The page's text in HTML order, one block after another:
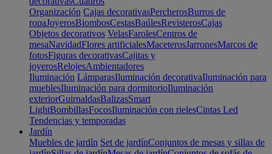
Organización Cajas decorativasPercherosBurros de
ropaJoyerosBiombosCestasBaúlesRevisterosCajas
Objetos decorativos VelasFarolesCentros de
mesaNavidadFlores artificialesMaceterosJarronesMarcos de
fotosFiguras decorativasCajitas y
joyerosRelojesAmbientadores
Iluminación LámparasIluminación decorativaIluminación para
mueblesIluminación para dormitorioIluminación
exteriorGuirnaldasBalizasSmart
LightBombillasFocosIluminación con rielesCintas Led
Tendencias y temporadas
Jardín
Muebles de jardín Set de jardínConjuntos de mesas y sillas de